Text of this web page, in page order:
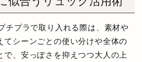
チプラで取り入れる際は、素材や
てシーンごとの使い分けや全体の
で、安っぽさを抑えつつ大人の上